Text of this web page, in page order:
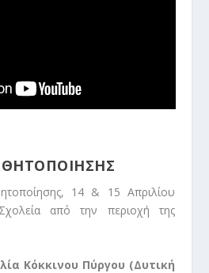
14 & 15 Απριλίου
από την περιοχή της
Κόκκινου Πύργου (Δυτική